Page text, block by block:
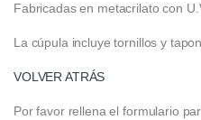
Fabricadas en metacrilato con
La cúpula incluye tornillos y
VOLVER ATRÁS
Por favor rellena el formulario